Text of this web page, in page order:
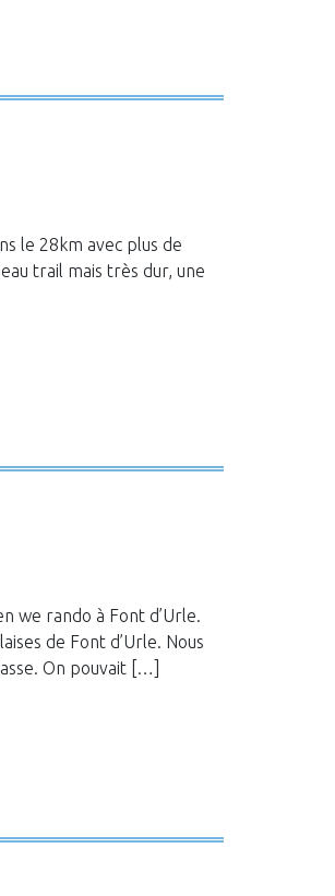
le 28km avec plus de
trail mais très dur, une
we rando à Font d’Urle.
de Font d’Urle. Nous
On pouvait […]